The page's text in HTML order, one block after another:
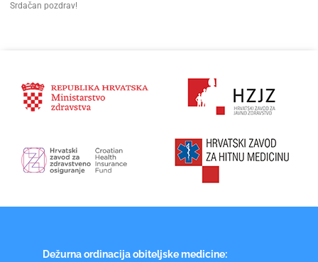
Srdačan pozdrav!
Dežurna ordinacija obiteljske medicine: